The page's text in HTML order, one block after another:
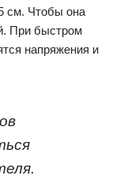
см. Чтобы она
При быстром
напряжения и